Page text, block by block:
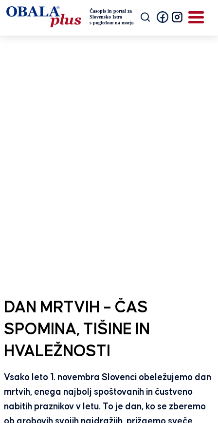
DAN MRTVIH – ČAS
SPOMINA, TIŠINE IN
HVALEŽNOSTI
Vsako leto 1. novembra Slovenci obeležujemo dan
mrtvih, enega najbolj spoštovanih in čustveno
nabitih praznikov v letu. To je dan, ko se zberemo